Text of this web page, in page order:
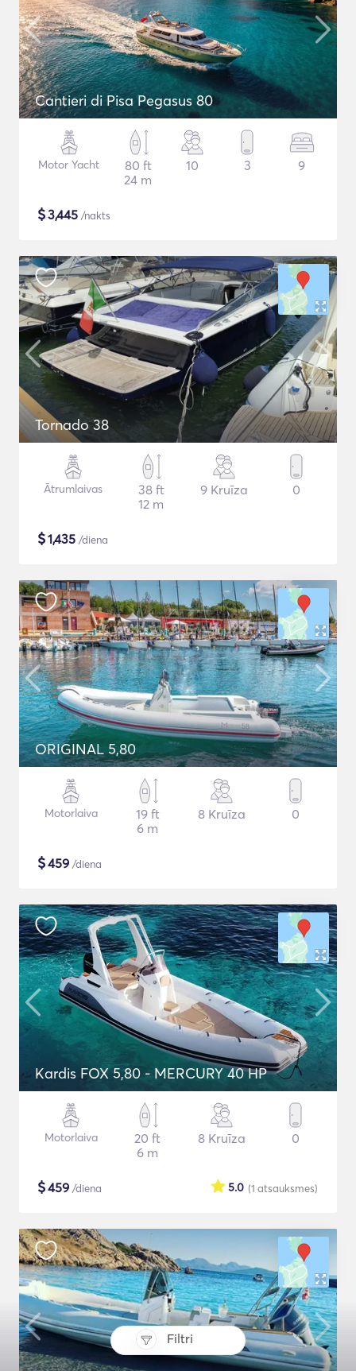
Filtri
Cantieri di Pisa Pegasus 80
Motor Yacht
80 ft
24 m
10 3 9
$3,445 /nakts
Tornado 38
Ātrumlaivas
38 ft
12 m
9 Kruīza 0
$1,435 /diena
ORIGINAL 5,80
Motorlaiva
19 ft
6 m
8 Kruīza 0
$459 /diena
Kardis FOX 5,80 - MERCURY 40 HP
Motorlaiva
20 ft
6 m
8 Kruīza 0
$459 /diena (1 atsauksmes)
5.0